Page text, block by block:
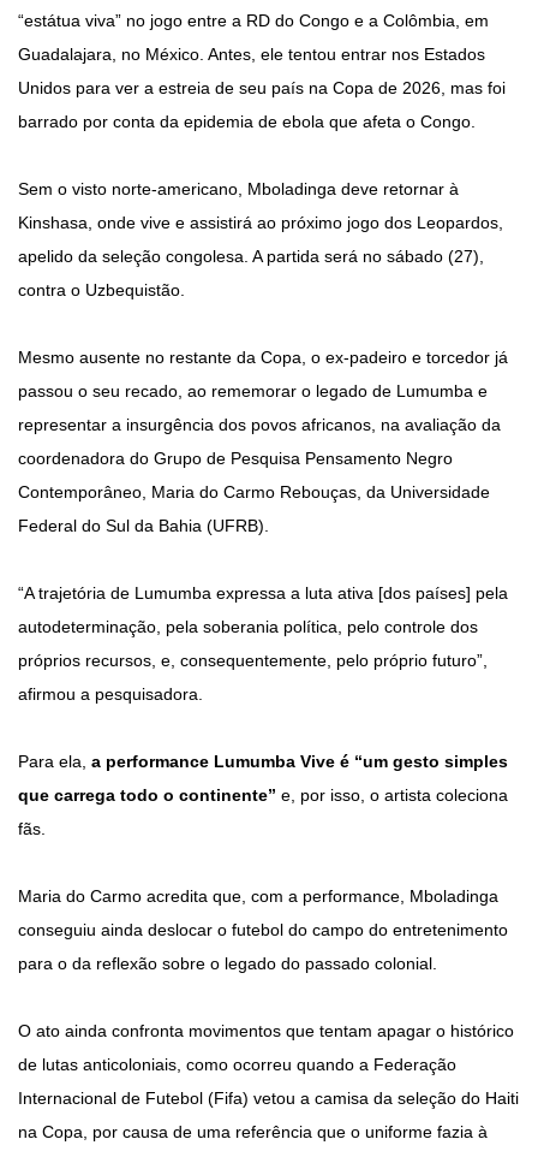
“estátua viva” no jogo entre a RD do Congo e a Colômbia, em
Guadalajara, no México. Antes, ele tentou entrar nos Estados
Unidos para ver a estreia de seu país na Copa de 2026, mas foi
barrado por conta da epidemia de ebola que afeta o Congo.
Sem o visto norte-americano, Mboladinga deve retornar à
Kinshasa, onde vive e assistirá ao próximo jogo dos Leopardos,
apelido da seleção congolesa. A partida será no sábado (27),
contra o Uzbequistão.
Mesmo ausente no restante da Copa, o ex-padeiro e torcedor já
passou o seu recado, ao rememorar o legado de Lumumba e
representar a insurgência dos povos africanos, na avaliação da
coordenadora do Grupo de Pesquisa Pensamento Negro
Contemporâneo, Maria do Carmo Rebouças, da Universidade
Federal do Sul da Bahia (UFRB).
“A trajetória de Lumumba expressa a luta ativa [dos países] pela
autodeterminação, pela soberania política, pelo controle dos
próprios recursos, e, consequentemente, pelo próprio futuro”,
afirmou a pesquisadora.
Para ela, a performance Lumumba Vive é “um gesto simples
que carrega todo o continente” e, por isso, o artista coleciona
fãs.
Maria do Carmo acredita que, com a performance, Mboladinga
conseguiu ainda deslocar o futebol do campo do entretenimento
para o da reflexão sobre o legado do passado colonial.
O ato ainda confronta movimentos que tentam apagar o histórico
de lutas anticoloniais, como ocorreu quando a Federação
Internacional de Futebol (Fifa) vetou a camisa da seleção do Haiti
na Copa, por causa de uma referência que o uniforme fazia à